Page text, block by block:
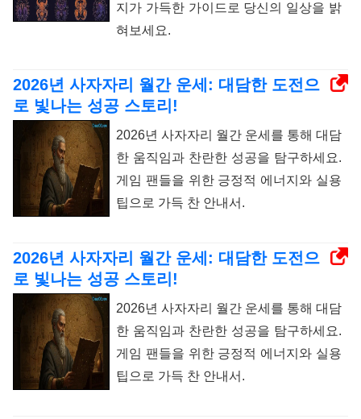
지가 가득한 가이드로 당신의 일상을 밝
혀보세요.
2026년 사자자리 월간 운세: 대담한 도전으
로 빛나는 성공 스토리!
2026년 사자자리 월간 운세를 통해 대담
한 움직임과 찬란한 성공을 탐구하세요.
게임 팬들을 위한 긍정적 에너지와 실용
팁으로 가득 찬 안내서.
2026년 사자자리 월간 운세: 대담한 도전으
로 빛나는 성공 스토리!
2026년 사자자리 월간 운세를 통해 대담
한 움직임과 찬란한 성공을 탐구하세요.
게임 팬들을 위한 긍정적 에너지와 실용
팁으로 가득 찬 안내서.